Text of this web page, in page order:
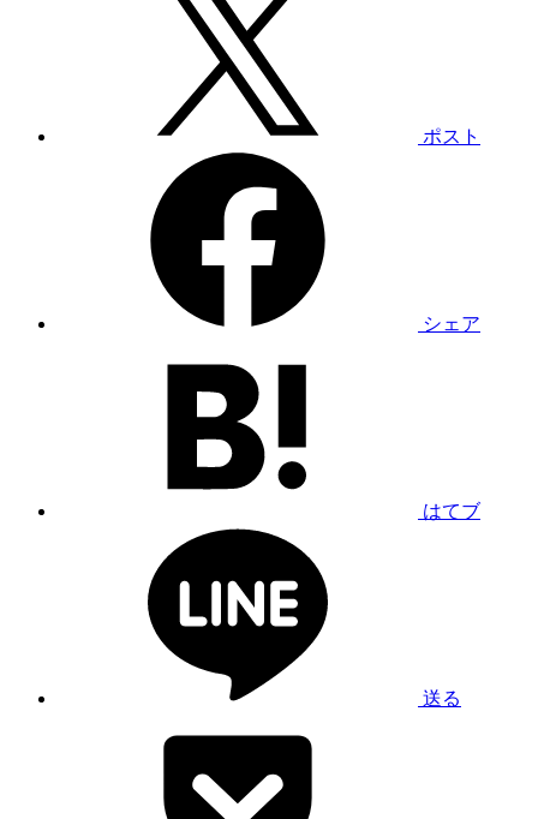
ポスト
シェア
はてブ
送る